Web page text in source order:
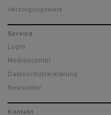
Versorgungswerk
Service
Login
Mediencenter
Datenschutzerklärung
Newsletter
Kontakt